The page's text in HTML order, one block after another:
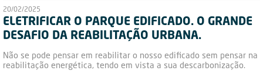
20/02/2025
ELETRIFICAR O PARQUE EDIFICADO. O GRANDE
DESAFIO DA REABILITAÇÃO URBANA.
Não se pode pensar em reabilitar o nosso edificado sem pensar na
reabilitação energética, tendo em vista a sua descarbonização.